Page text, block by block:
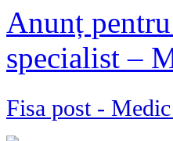
Anunț
specialist –
Fisa post -